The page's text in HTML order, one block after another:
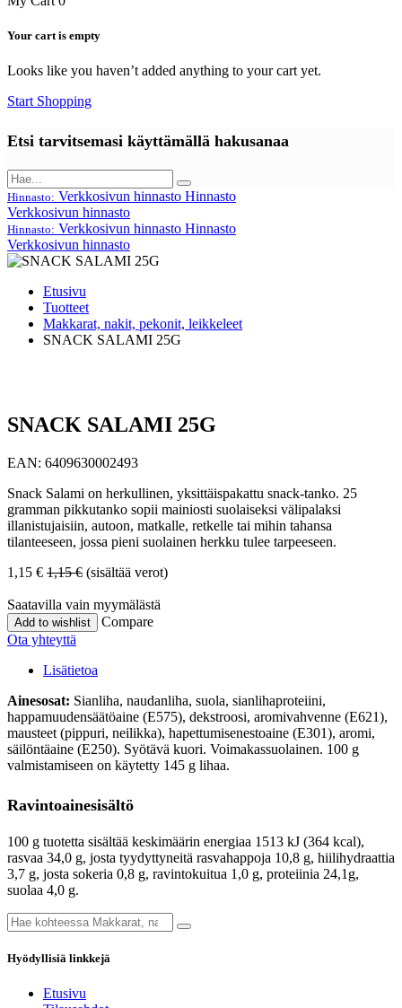
Your cart is empty
Looks like you haven’t added anything to your cart yet.
Start Shopping
Etsi tarvitsemasi käyttämällä hakusanaa
Hinnasto: Verkkosivun hinnasto Hinnasto
Verkkosivun hinnasto
Hinnasto: Verkkosivun hinnasto Hinnasto
Verkkosivun hinnasto
Etusivu
Tuotteet
Makkarat, nakit, pekonit, leikkeleet
SNACK SALAMI 25G
SNACK SALAMI 25G
EAN: 6409630002493
Snack Salami on herkullinen, yksittäispakattu snack-tanko. 25
gramman pikkutanko sopii mainiosti suolaiseksi välipalaksi
illanistujaisiin, autoon, matkalle, retkelle tai mihin tahansa
tilanteeseen, jossa pieni suolainen herkku tulee tarpeeseen.
1,15 € 1,15€ (sisältää verot)
Saatavilla vain myymälästä
Add to wishlist
Compare
Ota yhteyttä
Lisätietoa
Ainesosat: Sianliha, naudanliha, suola, sianlihaproteiini,
happamuudensäätöaine (E575), dekstroosi, aromivahvenne (E621),
mausteet (pippuri, neilikka), hapettumisenestoaine (E301), aromi,
säilöntäaine (E250). Syötävä kuori. Voimakassuolainen. 100 g
valmistamiseen on käytetty 145 g lihaa.
Ravintoainesisältö
100 g tuotetta sisältää keskimäärin energiaa 1513 kJ (364 kcal),
rasvaa 34,0 g, josta tyydyttyneitä rasvahappoja 10,8 g, hiilihydraattia
3,7 g, josta sokeria 0,8 g, ravintokuitua 1,0 g, proteiinia 24,1g,
suolaa 4,0 g.
Hyödyllisiä linkkejä
Etusivu